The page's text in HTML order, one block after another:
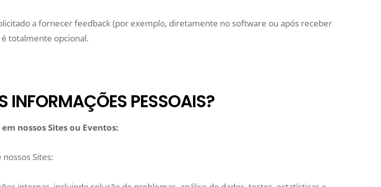
a fornecer feedback (por exemplo, diretamente no software ou após receber
totalmente opcional.
INFORMAÇÕES PESSOAIS?
nossos Sites ou Eventos:
Sites: